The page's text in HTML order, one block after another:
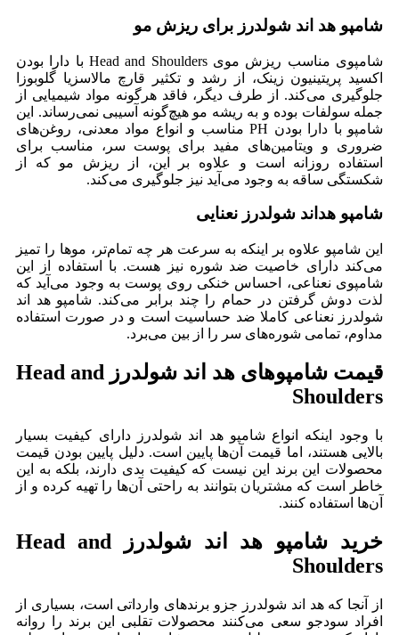
شامپو هد اند شولدرز برای ریزش مو
شامپوی مناسب ریزش موی Head and Shoulders با دارا بودن
اکسید پریتینیون زینک، از رشد و تکثیر قارچ مالاسزیا گلوبوزا
جلوگیری می‌کند. از طرف دیگر، فاقد هرگونه مواد شیمیایی از
جمله سولفات بوده و به ریشه مو هیچ‌گونه آسیبی نمی‌رساند. این
شامپو با دارا بودن PH مناسب و انواع مواد معدنی، روغن‌های
ضروری و ویتامین‌های مفید برای پوست سر، مناسب برای
استفاده روزانه است و علاوه بر این، از ریزش مو که از
شکستگی ساقه به وجود می‌آید نیز جلوگیری می‌کند.
شامپو هداند شولدرز نعنایی
این شامپو علاوه بر اینکه به سرعت هر چه تمام‌تر، موها را تمیز
می‌کند دارای خاصیت ضد شوره نیز هست. با استفاده از این
شامپوی نعناعی، احساس خنکی روی پوست به وجود می‌آید که
لذت دوش گرفتن در حمام را چند برابر می‌کند. شامپو هد اند
شولدرز نعناعی کاملا ضد حساسیت است و در صورت استفاده
مداوم، تمامی شوره‌های سر را از بین می‌برد.
قیمت شامپوهای هد اند شولدرز Head and
Shoulders
با وجود اینکه انواع شامپو هد اند شولدرز دارای کیفیت بسیار
بالایی هستند، اما قیمت آن‌ها پایین است. دلیل پایین بودن قیمت
محصولات این برند این نیست که کیفیت بدی دارند، بلکه به این
خاطر است که مشتریان بتوانند به راحتی آن‌ها را تهیه کرده و از
آن‌ها استفاده کنند.
خرید شامپو هد اند شولدرز Head and
Shoulders
از آنجا که هد اند شولدرز جزو برندهای وارداتی است، بسیاری از
افراد سودجو سعی می‌کنند محصولات تقلبی این برند را روانه